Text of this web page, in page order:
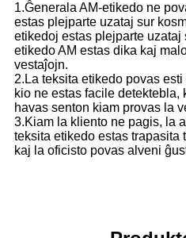
1.Ĝenerala AM-etikedo ne
estas plejparte uzataj sur
etikedoj estas plejparte
etikedo AM estas dika kaj
vestaĵojn.
2.La teksita etikedo povas
kio ne estas facile
havas senton kiam provas la
3.Kiam la kliento ne pagis, la
teksita etikedo estas trapasita
kaj la oficisto povas alveni